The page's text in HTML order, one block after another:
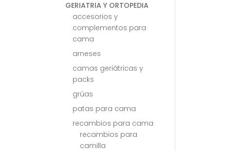
GERIATRIA Y ORTOPEDIA
accesorios y
complementos para
cama
arneses
camas geriátricas y
packs
grúas
patas para cama
recambios para cama
recambios para
camilla